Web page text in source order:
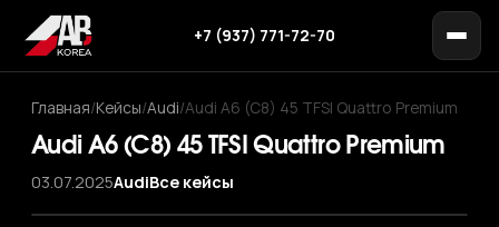
+7 (937) 771-72-70
Главная/Кейсы/Audi/Audi A6 (C8) 45 TFSI Quattro Premium
Audi A6 (C8) 45 TFSI Quattro Premium
03.07.2025AudiВсе кейсы
‹
›